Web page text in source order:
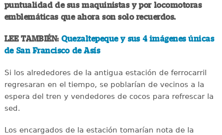
puntualidad de sus maquinistas y por locomotoras
emblemáticas que ahora son solo recuerdos.
LEE TAMBIÉN: Quezaltepeque y sus 4 imágenes únicas
de San Francisco de Asís
Si los alrededores de la antigua estación de ferrocarril
regresaran en el tiempo, se poblarían de vecinos a la
espera del tren y vendedores de cocos para refrescar la
sed.
Los encargados de la estación tomarían nota de la